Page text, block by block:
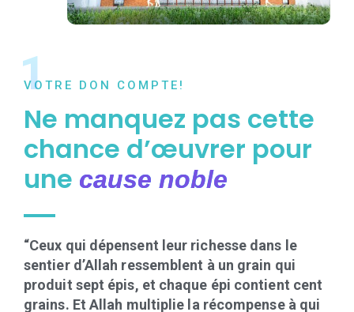
1
VOTRE DON COMPTE!
Ne manquez pas cette
chance d’œuvrer pour
une cause noble
“Ceux qui dépensent leur richesse dans le
sentier d’Allah ressemblent à un grain qui
produit sept épis, et chaque épi contient cent
grains. Et Allah multiplie la récompense à qui